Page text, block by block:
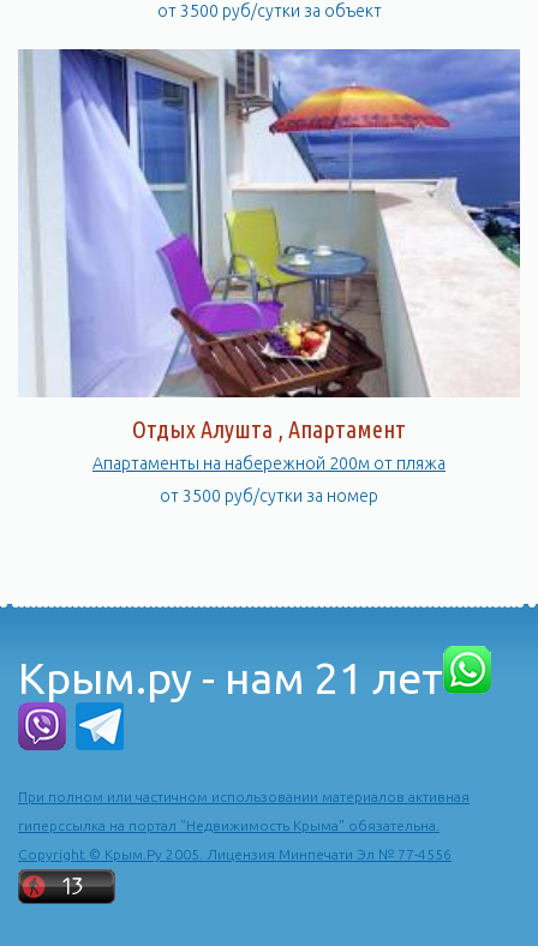
от 3500 руб/сутки за объект
Отдых Алушта , Апартамент
Апартаменты на набережной 200м от пляжа
от 3500 руб/сутки за номер
Крым.ру - нам 21 лет
При полном или частичном использовании материалов активная
гиперссылка на портал "Недвижимость Крыма" обязательна.
Copyright © Крым.Ру 2005. Лицензия Минпечати Эл № 77-4556